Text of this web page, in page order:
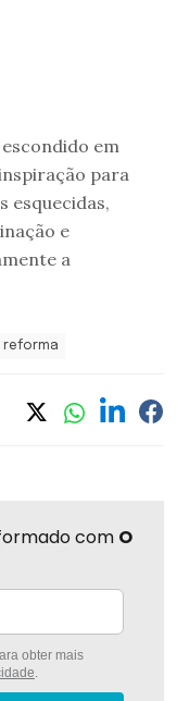
em
para
esquecidas,
e
a
reforma
com O
obter mais
.